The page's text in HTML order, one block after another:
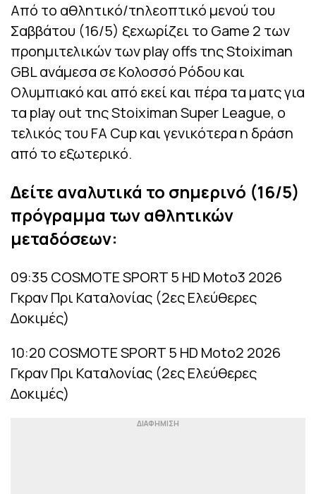
Από το αθλητικό/τηλεοπτικό μενού του
Σαββάτου (16/5) ξεχωρίζει το Game 2 των
προημιτελικών των play offs της Stoiximan
GBL ανάμεσα σε Κολοσσό Ρόδου και
Ολυμπιακό και από εκεί και πέρα τα ματς για
τα play out της Stoiximan Super League, ο
τελικός του FA Cup και γενικότερα η δράση
από το εξωτερικό.
Δείτε αναλυτικά το σημερινό (16/5)
πρόγραμμα των αθλητικών
μεταδόσεων:
09:35 COSMOTE SPORT 5 HD Moto3 2026
Γκραν Πρι Καταλονίας (2ες Ελεύθερες
Δοκιμές)
10:20 COSMOTE SPORT 5 HD Moto2 2026
Γκραν Πρι Καταλονίας (2ες Ελεύθερες
Δοκιμές)